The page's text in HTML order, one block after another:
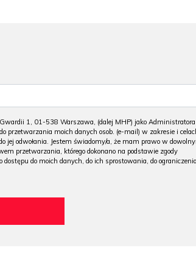
1, 01-538 Warszawa, (dalej MHP) jako Administratora
przetwarzania moich danych osob. (e-mail) w zakresie i
jej odwołania. Jestem świadomy/a, że mam prawo w
przetwarzania, którego dokonano na podstawie zgody
do moich danych, do ich sprostowania, do ograniczenia